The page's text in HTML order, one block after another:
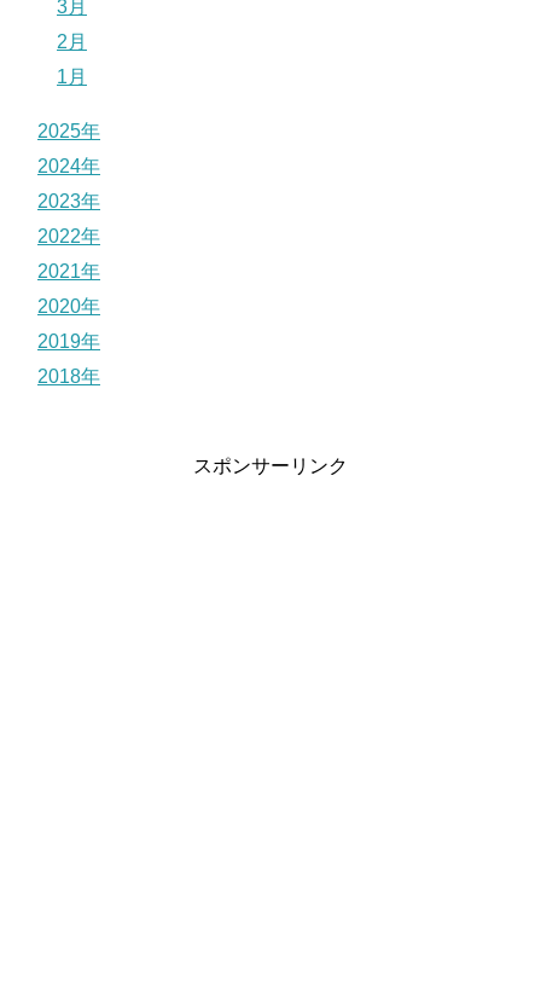
3月
2月
1月
2025年
2024年
2023年
2022年
2021年
2020年
2019年
2018年
スポンサーリンク